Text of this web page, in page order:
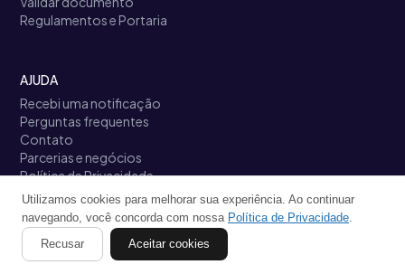
Regulamentos e Portaria
AJUDA
Recebi uma notificação
Perguntas frequentes
Contato
Parcerias e negócios
Política de Privacidade
Termos de Uso
Links úteis
Utilizamos cookies para melhorar sua experiência. Ao continuar
navegando, você concorda com nossa Política de Privacidade.
Recusar
Aceitar cookies